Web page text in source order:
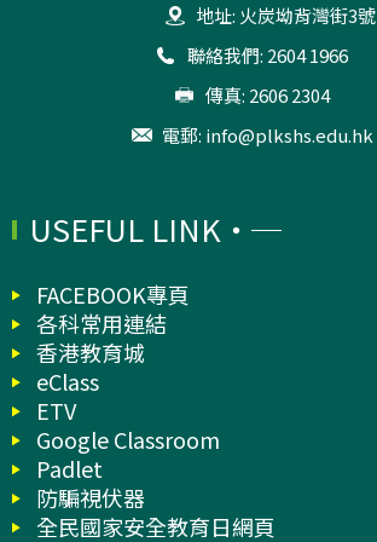
地址: 火炭坳背灣街3號
聯絡我們: 2604 1966
傳真: 2606 2304
電郵: info@plkshs.edu.hk
USEFUL LINK
FACEBOOK專頁
各科常用連結
香港教育城
eClass
ETV
Google Classroom
Padlet
防騙視伏器
全民國家安全教育日網頁